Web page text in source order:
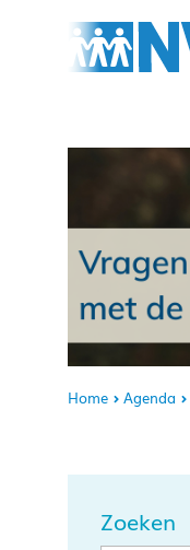
Home Agenda
Zoeken